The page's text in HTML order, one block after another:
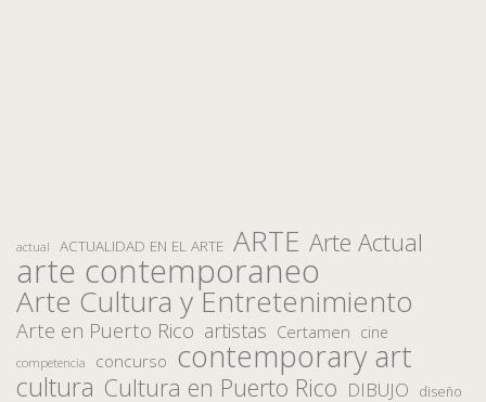
actual ACTUALIDAD EN EL ARTE ARTE Arte Actual
arte contemporaneo
Arte Cultura y Entretenimiento
Arte en Puerto Rico artistas Certamen cine
competencia concurso contemporary art
cultura Cultura en Puerto Rico DIBUJO diseño